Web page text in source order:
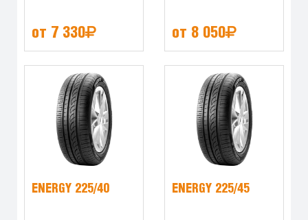
от 7 330 от 8 050
ENERGY 225/40 ENERGY 225/45